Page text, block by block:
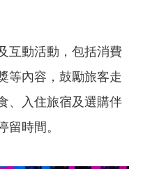
互動活動，包括消費
等內容，鼓勵旅客走
、入住旅宿及選購伴
留時間。